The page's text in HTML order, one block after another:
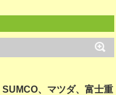
SUMCO、マツダ、富士重